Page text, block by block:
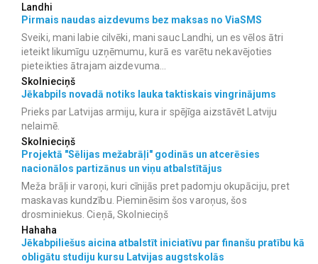
Landhi
Pirmais naudas aizdevums bez maksas no ViaSMS
Sveiki, mani labie cilvēki, mani sauc Landhi, un es vēlos ātri
ieteikt likumīgu uzņēmumu, kurā es varētu nekavējoties
pieteikties ātrajam aizdevuma...
Skolnieciņš
Jēkabpils novadā notiks lauka taktiskais vingrinājums
Prieks par Latvijas armiju, kura ir spējīga aizstāvēt Latviju
nelaimē.
Skolnieciņš
Projektā "Sēlijas mežabrāļi" godinās un atcerēsies
nacionālos partizānus un viņu atbalstītājus
Meža brāļi ir varoņi, kuri cīnijās pret padomju okupāciju, pret
maskavas kundzību. Pieminēsim šos varoņus, šos
drosminiekus. Cieņā, Skolnieciņš
Hahaha
Jēkabpiliešus aicina atbalstīt iniciatīvu par finanšu pratību kā
obligātu studiju kursu Latvijas augstskolās